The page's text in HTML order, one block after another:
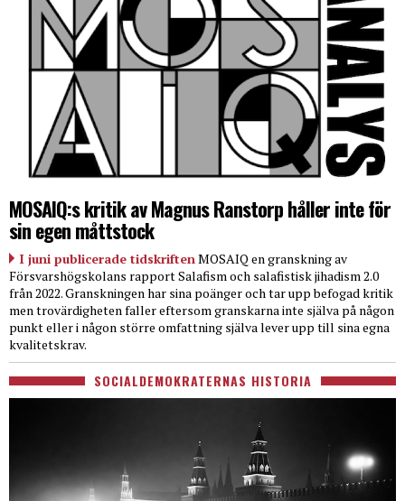
MOSAIQ:s kritik av Magnus Ranstorp håller inte för
sin egen måttstock
I juni publicerade tidskriftenMOSAIQ en granskning av
Försvarshögskolans rapport Salafism och salafistisk jihadism 2.0
från 2022. Granskningen har sina poänger och tar upp befogad kritik
men trovärdigheten faller eftersom granskarna inte själva på någon
punkt eller i någon större omfattning själva lever upp till sina egna
kvalitetskrav.
SOCIALDEMOKRATERNAS HISTORIA